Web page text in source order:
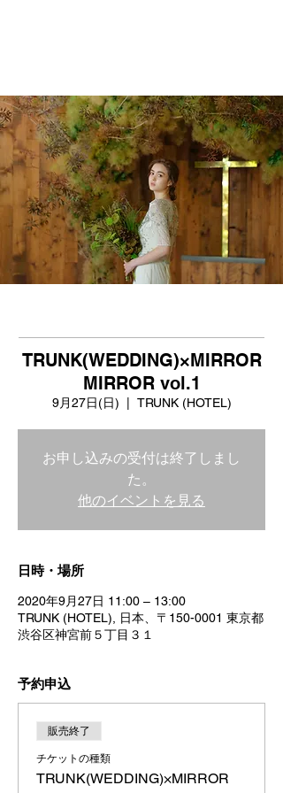
TRUNK(WEDDING)×MIRROR
MIRROR vol.1
9月27日(日) TRUNK (HOTEL)
お申し込みの受付は終了しまし
た。
他のイベントを見る
日時・場所
2020年9月27日 11:00 – 13:00
TRUNK (HOTEL), 日本、〒150-0001 東京都
渋谷区神宮前５丁目３１
予約申込
販売終了
チケットの種類
TRUNK(WEDDING)×MIRROR